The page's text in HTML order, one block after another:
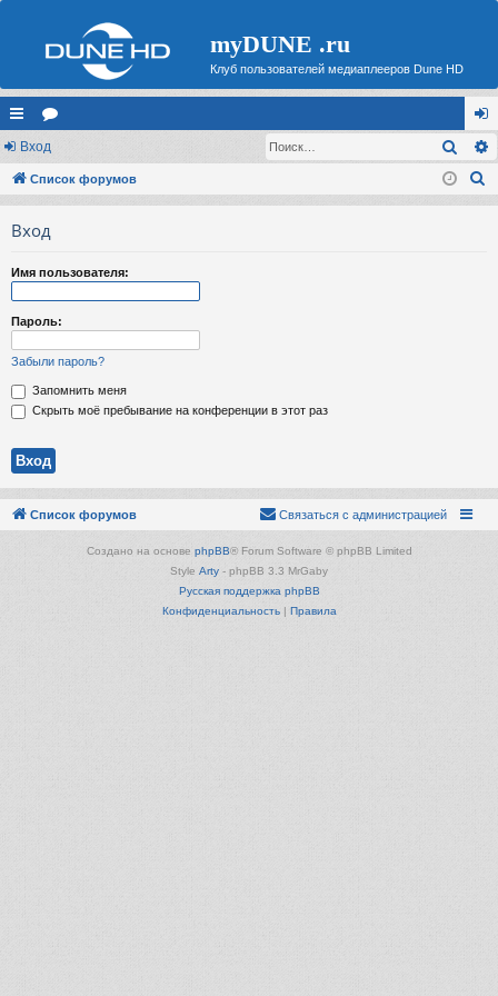
myDUNE .ru
Клуб пользователей медиаплееров Dune HD
с
ы
ор
ум
хо
д
Вход
Список форумов
Вход
Имя пользователя:
Пароль:
Забыли пароль?
Запомнить меня
Скрыть моё пребывание на конференции в этот раз
Список форумов Связаться с администрацией
Создано на основе phpBB® Forum Software © phpBB Limited
Style Arty - phpBB 3.3 MrGaby
Русская поддержка phpBB
Конфиденциальность| Правила